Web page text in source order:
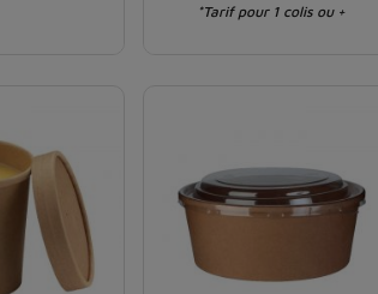
*Tarif pour 1 colis ou +